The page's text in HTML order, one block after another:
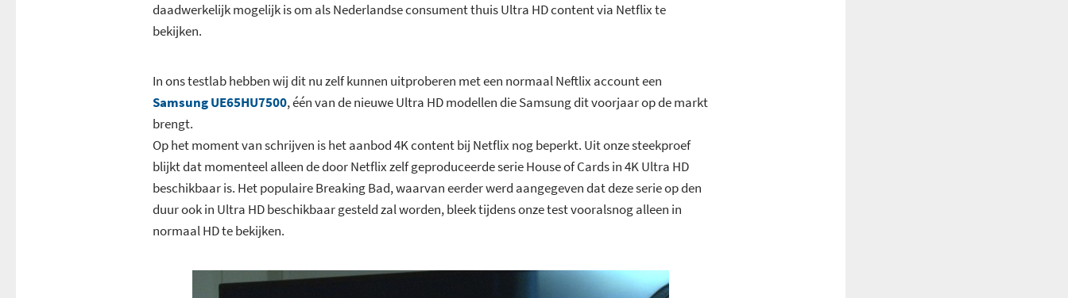
daadwerkelijk mogelijk is om als Nederlandse consument thuis Ultra HD content via Netflix te
bekijken.
In ons testlab hebben wij dit nu zelf kunnen uitproberen met een normaal Neftlix account een
Samsung UE65HU7500, één van de nieuwe Ultra HD modellen die Samsung dit voorjaar op de markt
brengt.
Op het moment van schrijven is het aanbod 4K content bij Netflix nog beperkt. Uit onze steekproef
blijkt dat momenteel alleen de door Netflix zelf geproduceerde serie House of Cards in 4K Ultra HD
beschikbaar is. Het populaire Breaking Bad, waarvan eerder werd aangegeven dat deze serie op den
duur ook in Ultra HD beschikbaar gesteld zal worden, bleek tijdens onze test vooralsnog alleen in
normaal HD te bekijken.